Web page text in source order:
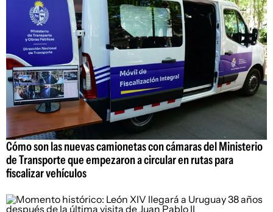
Cómo son las nuevas camionetas con cámaras del Ministerio
de Transporte que empezaron a circular en rutas para
fiscalizar vehículos